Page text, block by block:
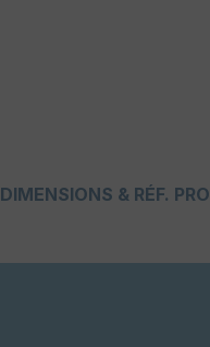
DIMENSIONS & RÉF.